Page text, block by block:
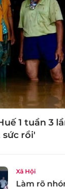
1 tuần 3
rồi'
Xã Hội
Làm rõ